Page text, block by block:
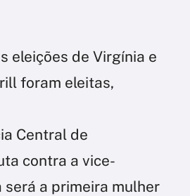
eleições de Virgínia e
foram eleitas,
Central de
contra a vice-
será a primeira mulher